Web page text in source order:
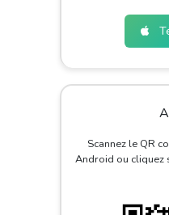
Scannez le QR
Android ou cliquez